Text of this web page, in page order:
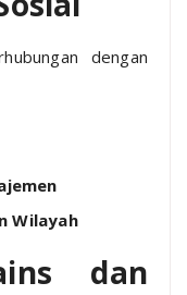
dengan
Wilayah
dan